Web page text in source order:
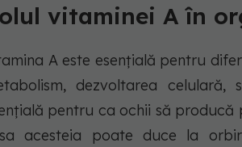
vitaminei A în
A este esențială pentru
dezvoltarea celulară,
pentru ca ochii să
acesteia poate duce la